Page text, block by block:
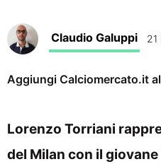
Claudio Galuppi
Aggiungi Calciomercato.it
Lorenzo Torriani
del Milan con il